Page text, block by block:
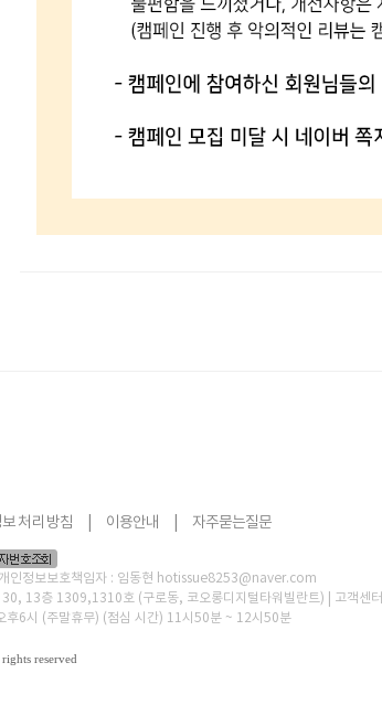
처리 방침 이용안내 자주묻는질문
인정보보호책임자 : 임동현 hotissue8253@naver.com
13층 1309,1310호 (구로동, 코오롱디지털타워빌란트) | 고객센터
6시 (주말휴무) (점심 시간) 11시50분 ~ 12시50분
reserved